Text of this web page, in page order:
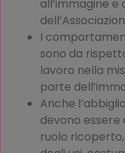
all’immagine
I
sono da
lavoro nella
parte
Anche
devono essere
ruolo